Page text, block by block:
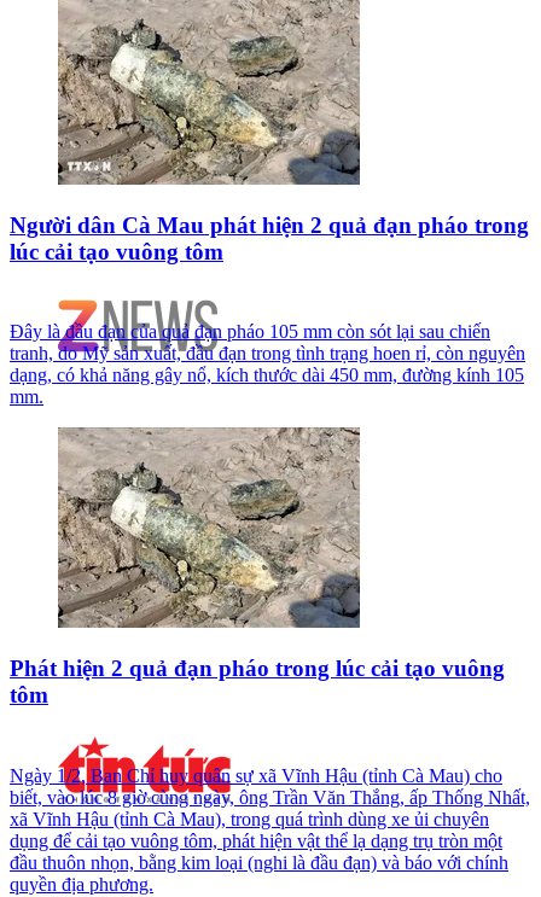
Người dân Cà Mau phát hiện 2 quả đạn pháo trong
lúc cải tạo vuông tôm
Đây là đầu đạn của quả đạn pháo 105 mm còn sót lại sau chiến
tranh, do Mỹ sản xuất, đầu đạn trong tình trạng hoen rỉ, còn nguyên
dạng, có khả năng gây nổ, kích thước dài 450 mm, đường kính 105
mm.
Phát hiện 2 quả đạn pháo trong lúc cải tạo vuông
tôm
Ngày 1/2, Ban Chỉ huy quân sự xã Vĩnh Hậu (tỉnh Cà Mau) cho
biết, vào lúc 8 giờ cùng ngày, ông Trần Văn Thắng, ấp Thống Nhất,
xã Vĩnh Hậu (tỉnh Cà Mau), trong quá trình dùng xe ủi chuyên
dụng để cải tạo vuông tôm, phát hiện vật thể lạ dạng trụ tròn một
đầu thuôn nhọn, bằng kim loại (nghi là đầu đạn) và báo với chính
quyền địa phương.